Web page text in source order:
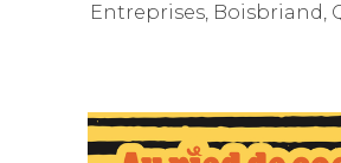
Entreprises, Boisbriand,